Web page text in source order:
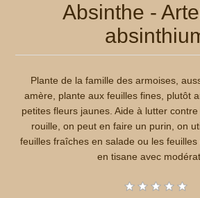
Absinthe -
Plante de la famille des armoises,
amère, plante aux feuilles fines, plutôt
petites fleurs jaunes. Aide à lutter
rouille, on peut en faire un purin, on
feuilles fraîches en salade ou les
en tisane avec